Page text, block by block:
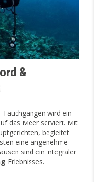
&
wird ein
das Meer serviert. Mit
begleitet
eine angenehme
sind ein integraler
Erlebnisses.